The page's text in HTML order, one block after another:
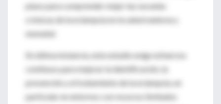
plazo para comprender mejor las secuelas
crónicas de la eclampsia en la salud materna y
neonatal.
En última instancia, este estudio exige esfuerzos
continuos para mejorar la identificación, la
prevención y el tratamiento de la eclampsia, en
particular en entornos con recursos limitados